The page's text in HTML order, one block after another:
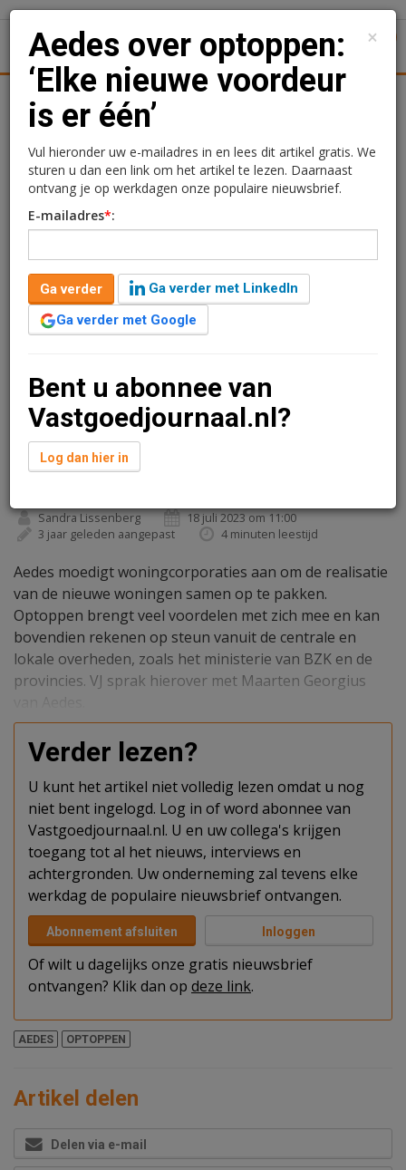
Uitgelicht Achtergronden
Aedes over optoppen:
‘Elke nieuwe voordeur is
er één’
Sandra Lissenberg
18 juli 2023 om 11:00
3 jaar geleden aangepast
4 minuten leestijd
Aedes moedigt woningcorporaties aan om de realisatie
van de nieuwe woningen samen op te pakken.
Optoppen brengt veel voordelen met zich mee en kan
bovendien rekenen op steun vanuit de centrale en
lokale overheden, zoals het ministerie van BZK en de
provincies. VJ sprak hierover met Maarten Georgius
Verder lezen?
U kunt het artikel niet volledig lezen omdat u nog
niet bent ingelogd. Log in of word abonnee van
Vastgoedjournaal.nl. U en uw collega's krijgen
toegang tot al het nieuws, interviews en
achtergronden. Uw onderneming zal tevens elke
werkdag de populaire nieuwsbrief ontvangen.
Abonnement afsluiten Inloggen
Of wilt u dagelijks onze gratis nieuwsbrief
ontvangen? Klik dan op deze link.
AEDES OPTOPPEN
Artikel delen
Delen via e-mail
×
Aedes over optoppen:
‘Elke nieuwe voordeur
is er één’
Vul hieronder uw e-mailadres in en lees dit artikel gratis. We
sturen u dan een link om het artikel te lezen. Daarnaast
ontvang je op werkdagen onze populaire nieuwsbrief.
E-mailadres*:
Ga verder
Ga verder met LinkedIn
Ga verder met Google
Bent u abonnee van
Vastgoedjournaal.nl?
Log dan hier in